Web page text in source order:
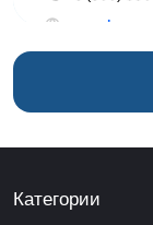
Категории